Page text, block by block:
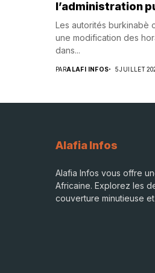
l’administration
Les autorités burkinabè
une modification des
dans...
PARALAFI INFOS 5 JUILLET
Alafia Infos
Alafia Infos vous offre
Africaine. Explorez les
couverture minutieuse